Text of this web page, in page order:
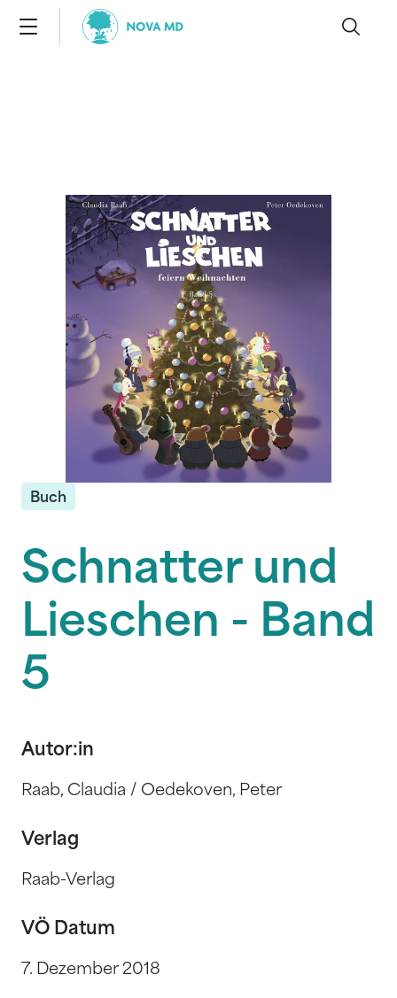
Buch
Schnatter und
Lieschen - Band
5
Autor:in
Raab, Claudia / Oedekoven, Peter
Verlag
Raab-Verlag
VÖ Datum
7. Dezember 2018